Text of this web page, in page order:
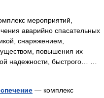
мероприятий,
аварийно спасательных
снаряжением,
повышения их
надежности, быстрого… …
— комплекс